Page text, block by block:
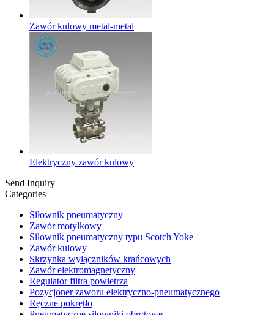
Zawór kulowy metal-metal
Elektryczny zawór kulowy
Send Inquiry
Categories
Siłownik pneumatyczny
Zawór motylkowy
Siłownik pneumatyczny typu Scotch Yoke
Zawór kulowy
Skrzynka wyłączników krańcowych
Zawór elektromagnetyczny
Regulator filtra powietrza
Pozycjoner zaworu elektryczno-pneumatycznego
Ręczne pokrętło